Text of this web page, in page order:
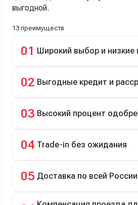
выгодной.
13 преимуществ
01 Широкий выбор и низкие
подержанные авто.
02 Выгодные кредит и
рассрочка 0% на 2 года при
03 Высокий процент
04 Trade-in без ожидания
05 Доставка по всей России